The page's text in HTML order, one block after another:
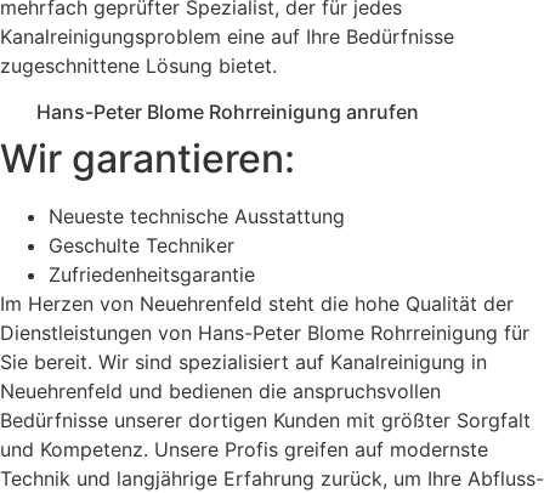
mehrfach geprüfter Spezialist, der für jedes
Kanalreinigungsproblem eine auf Ihre Bedürfnisse
zugeschnittene Lösung bietet.
Hans-Peter Blome Rohrreinigung anrufen
Wir garantieren:
Neueste technische Ausstattung
Geschulte Techniker
Zufriedenheitsgarantie
Im Herzen von Neuehrenfeld steht die hohe Qualität der
Dienstleistungen von Hans-Peter Blome Rohrreinigung für
Sie bereit. Wir sind spezialisiert auf Kanalreinigung in
Neuehrenfeld und bedienen die anspruchsvollen
Bedürfnisse unserer dortigen Kunden mit größter Sorgfalt
und Kompetenz. Unsere Profis greifen auf modernste
Technik und langjährige Erfahrung zurück, um Ihre Abfluss-